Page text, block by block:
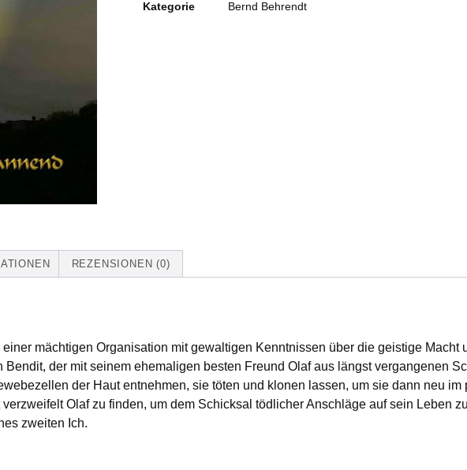
Kategorie Bernd Behrendt
REZENSIONEN (0)
mächtigen Organisation mit gewaltigen Kenntnissen über die geistige
der mit seinem ehemaligen besten Freund Olaf aus längst vergangenen
der Haut entnehmen, sie töten und klonen lassen, um sie dann neu
Olaf zu finden, um dem Schicksal tödlicher Anschläge auf sein Leben
zweiten Ich.